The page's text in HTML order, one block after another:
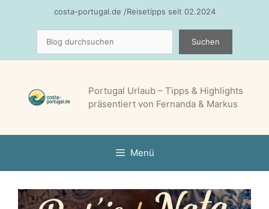
costa-portugal.de /Reisetipps seit 02.2024
Suchen
Portugal Urlaub – Tipps & Highlights
präsentiert von Fernanda & Markus
Menü